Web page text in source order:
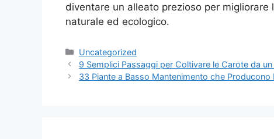
diventare un alleato prezioso per
naturale ed ecologico.
Categories
Uncategorized
9 Semplici Passaggi per Coltivare le Carote da
33 Piante a Basso Mantenimento che Producono